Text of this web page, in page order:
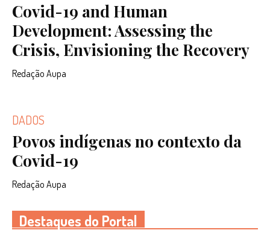
Covid-19 and Human
Development: Assessing the
Crisis, Envisioning the Recovery
Redação Aupa
DADOS
Povos indígenas no contexto da
Covid-19
Redação Aupa
Destaques do Portal